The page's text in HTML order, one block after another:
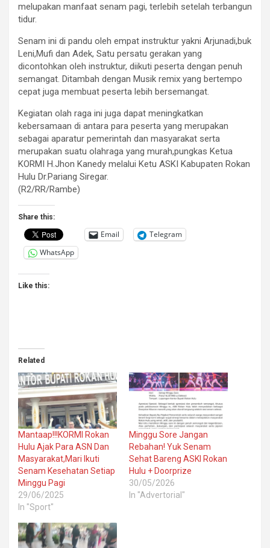
melupakan manfaat senam pagi, terlebih setelah terbangun
tidur.
Senam ini di pandu oleh empat instruktur yakni Arjunadi,buk
Leni,Mufi dan Adek, Satu persatu gerakan yang
dicontohkan oleh instruktur, diikuti peserta dengan penuh
semangat. Ditambah dengan Musik remix yang bertempo
cepat juga membuat peserta lebih bersemangat.
Kegiatan olah raga ini juga dapat meningkatkan
kebersamaan di antara para peserta yang merupakan
sebagai aparatur pemerintah dan masyarakat serta
merupakan suatu olahraga yang murah,pungkas Ketua
KORMI H.Jhon Kanedy melalui Ketu ASKI Kabupaten Rokan
Hulu Dr.Pariang Siregar.
(R2/RR/Rambe)
Share this:
Email
Telegram
WhatsApp
Like this:
Related
Mantaap!!!KORMI Rokan
Hulu Ajak Para ASN Dan
Masyarakat,Mari Ikuti
Senam Kesehatan Setiap
Minggu Pagi
29/06/2025
In "Sport"
Minggu Sore Jangan
Rebahan! Yuk Senam
Sehat Bareng ASKI Rokan
Hulu + Doorprize
30/05/2026
In "Advertorial"